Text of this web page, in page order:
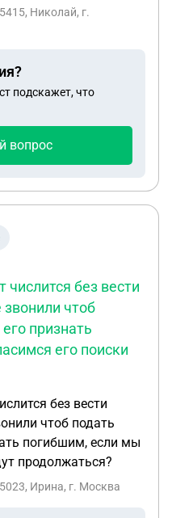
Николай, г.
подскажет, что
вопрос
числится без вести
чтоб
признать
его поиски
без вести
чтоб подать
погибшим, если мы
продолжаться?
Ирина, г. Москва